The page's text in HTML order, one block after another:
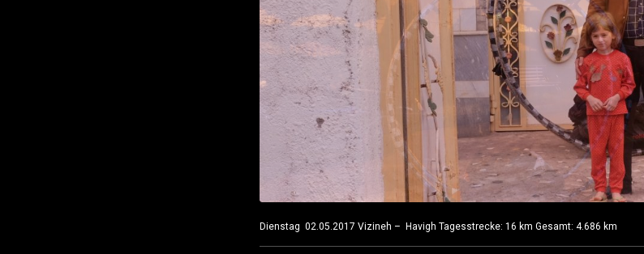
Dienstag 02.05.2017 Vizineh – Havigh Tagesstrecke: 16 km Gesamt: 4.686 km